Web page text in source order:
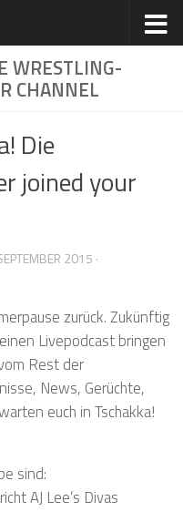
WRESTLING-
CHANNEL
Die
joined your
2015 ·
zurück. Zukünftig
Livepodcast bringen
Rest der
News, Gerüchte,
euch in Tschakka!
sind:
AJ Lee’s Divas